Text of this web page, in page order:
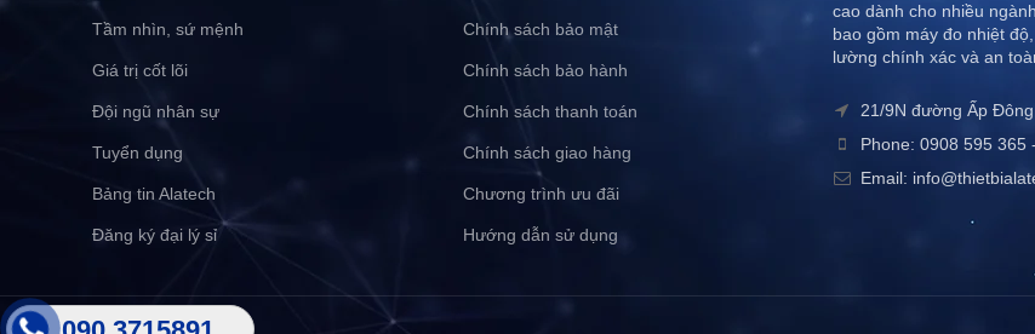
Tầm nhìn, sứ mệnh
Giá trị cốt lõi
Đội ngũ nhân sự
Tuyển dụng
Bảng tin Alatech
Đăng ký đại lý sỉ
Chính sách bảo mật
Chính sách bảo hành
Chính sách thanh toán
Chính sách giao hàng
Chương trình ưu đãi
Hướng dẫn sử dụng
cao dành cho nhiều
bao gồm máy đo nhiệt
lường chính xác và an
21/9N đường Ấp
Phone: 0908 595 365
Email: